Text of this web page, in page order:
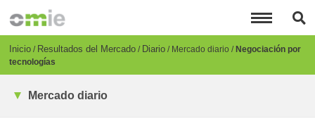
principal
Breadcrumb
Inicio Resultados del Mercado Diario Mercado diario Negociación por
tecnologías
Mercado diario